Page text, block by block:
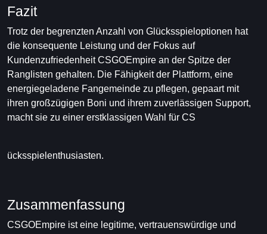
Fazit
Trotz der begrenzten Anzahl von Glücksspieloptionen hat
die konsequente Leistung und der Fokus auf
Kundenzufriedenheit CSGOEmpire an der Spitze der
Ranglisten gehalten. Die Fähigkeit der Plattform, eine
energiegeladene Fangemeinde zu pflegen, gepaart mit
ihren großzügigen Boni und ihrem zuverlässigen Support,
macht sie zu einer erstklassigen Wahl für CS
ücksspielenthusiasten.
Zusammenfassung
CSGOEmpire ist eine legitime, vertrauenswürdige und